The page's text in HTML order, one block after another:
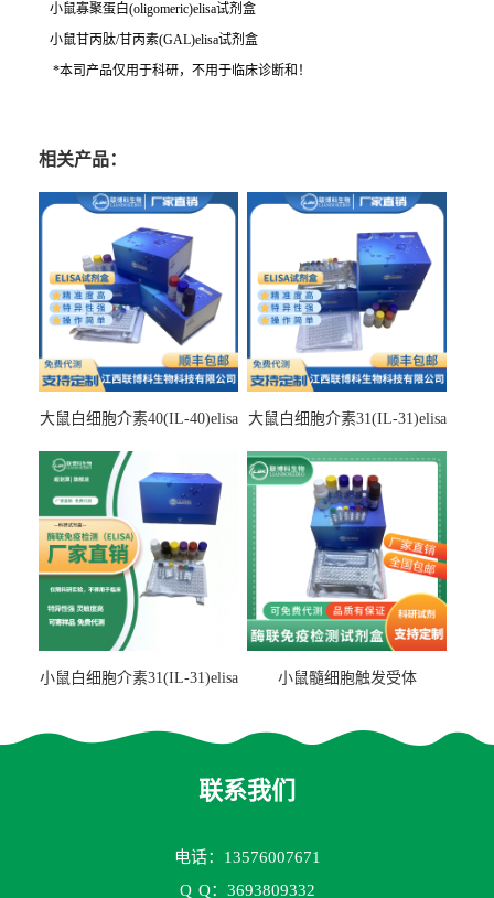
小鼠寡聚蛋白(oligomeric)elisa试剂盒
小鼠甘丙肽/甘丙素(GAL)elisa试剂盒
*本司产品仅用于科研，不用于临床诊断和！
相关产品：
大鼠白细胞介素40(IL-40)elisa
大鼠白细胞介素31(IL-31)elisa
小鼠白细胞介素31(IL-31)elisa
小鼠髓细胞触发受体
联系我们
电话：13576007671
Q Q：3693809332